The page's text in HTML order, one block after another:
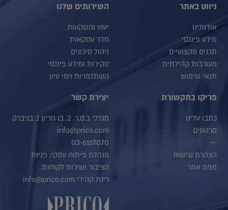
ניווט באתר
אודותינו
מידע פיננסי
תכנים מקצועיים
מעורבות קהילתית
תנאי שימוש
השירותים שלנו
יעוץ והשקעות
חדר עסקאות
ניהול סיכונים
סקירות ומידע פיננסי
השתלמויות וימי עיון
פריקו בתקשורת
כתבו עלינו
סרטונים
---
הצהרת נגישות
מפת אתר
יצירת קשר
מגדלי ב.ס.ר. 2, בן גוריון 1, בניברק
info@prico.com
03-6167070
מנהלת פיתוח עסקי, פניות
הציבור ושירות לקוחות:
רינת קהירי info@prico.com